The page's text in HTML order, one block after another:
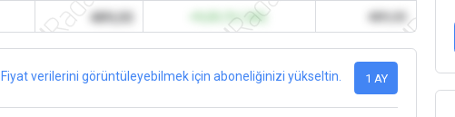
489,00 +9,00 (%1,84) 489,00
Fiyat verilerini görüntüleyebilmek için aboneliğinizi yükseltin. 1 AY